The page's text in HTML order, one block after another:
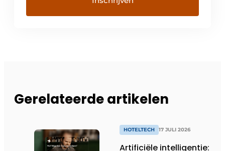
Gerelateerde artikelen
HOTELTECH 17 JULI 2026
Artificiële intelligentie: